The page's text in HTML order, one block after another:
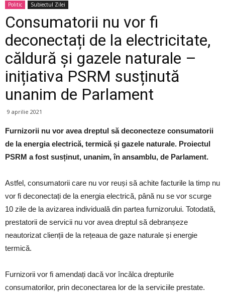
Politic Subiectul Zilei
Consumatorii nu vor fi
deconectați de la electricitate,
căldură și gazele naturale –
inițiativa PSRM susținută
unanim de Parlament
9 aprilie 2021
Furnizorii nu vor avea dreptul să deconecteze consumatorii
de la energia electrică, termică și gazele naturale. Proiectul
PSRM a fost susținut, unanim, în ansamblu, de Parlament.
Astfel, consumatorii care nu vor reuși să achite facturile la timp nu
vor fi deconectați de la energia electrică, până nu se vor scurge
10 zile de la avizarea individuală din partea furnizorului. Totodată,
prestatorii de servicii nu vor avea dreptul să debranșeze
neautorizat clienții de la rețeaua de gaze naturale și energie
termică.
Furnizorii vor fi amendați dacă vor încălca drepturile
consumatorilor, prin deconectarea lor de la serviciile prestate.